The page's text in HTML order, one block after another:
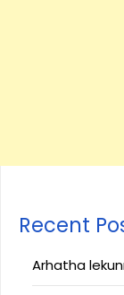
Recent
Arhatha